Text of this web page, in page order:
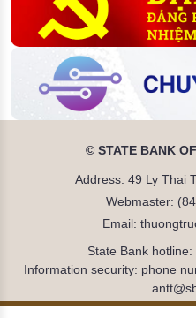
© STATE BANK
Address: 49 Ly Thai
Webmaster:
Email:
State Bank
Information security: phone